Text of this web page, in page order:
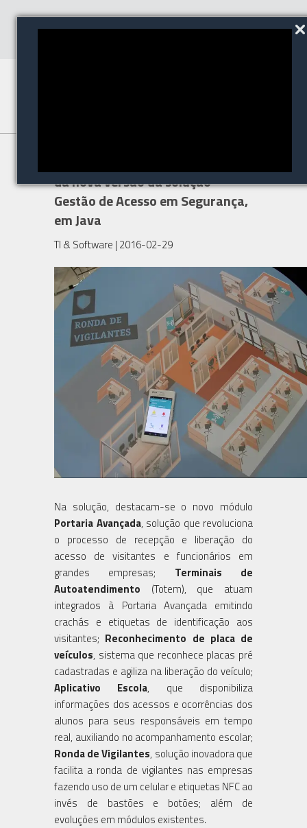
da nova versão da solução
Gestão de Acesso em Segurança,
em Java
TI & Software | 2016-02-29
Na solução, destacam-se o novo módulo
Portaria Avançada, solução que revoluciona
o processo de recepção e liberação do
acesso de visitantes e funcionários em
grandes empresas; Terminais de
Autoatendimento (Totem), que atuam
integrados à Portaria Avançada emitindo
crachás e etiquetas de identificação aos
visitantes; Reconhecimento de placa de
veículos, sistema que reconhece placas pré
cadastradas e agiliza na liberação do veículo;
Aplicativo Escola, que disponibiliza
informações dos acessos e ocorrências dos
alunos para seus responsáveis em tempo
real, auxiliando no acompanhamento escolar;
Ronda de Vigilantes, solução inovadora que
facilita a ronda de vigilantes nas empresas
fazendo uso de um celular e etiquetas NFC ao
invés de bastões e botões; além de
evoluções em módulos existentes.